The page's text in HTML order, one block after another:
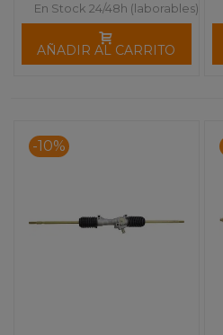
En Stock 24/48h (laborables)
AÑADIR AL CARRITO
-10%